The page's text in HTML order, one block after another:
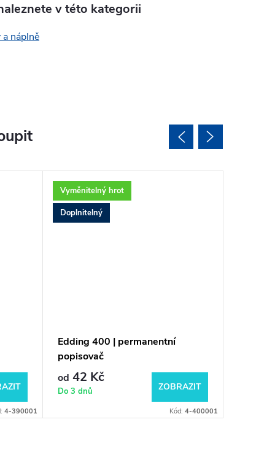
v této kategorii
náplně
4-390001
Vyměnitelný hrot
Doplnitelný
Edding 400 | permanentní
popisovač
od 42 Kč
Do 3 dnů ZOBRAZIT
Kód: 4-400001